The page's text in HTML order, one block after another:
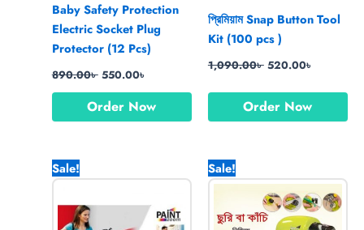
Baby Safety Protection
Electric Socket Plug
Protector (12 Pcs)
890.00৳ 550.00৳
Order Now
প্রিমিয়াম Snap Button Tool
Kit (100 pcs )
1,090.00৳ 520.00৳
Order Now
Sale!
price
6,550.00৳ .
price
4,870.00৳ .
Sale!
price
was:
890.00৳ .
price
is:
670.00৳ .